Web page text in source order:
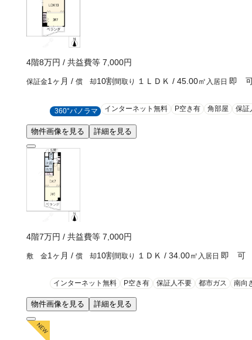
4階8万円 / 共益費等 7,000円
保証金1ヶ月 / 償 却10割 間取り １ＬＤＫ / 45.00㎡ 入居日 即
360°パノラマ インターネット無料 P空き有 角部屋 保証
物件画像を見る 詳細を見る
4階7万円 / 共益費等 7,000円
敷 金1ヶ月 / 償 却10割 間取り １ＤＫ / 34.00㎡ 入居日 即 可
インターネット無料 P空き有 保証人不要 都市ガス 南向
物件画像を見る 詳細を見る